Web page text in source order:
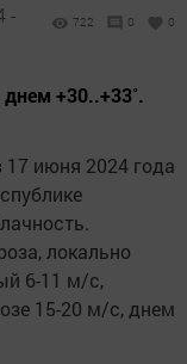
-
722 0 0
+30..+33˚.
июня 2024 года
локально
6-11 м/с,
15-20 м/с, днем